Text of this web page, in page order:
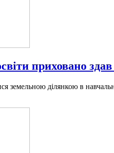
приховано здав
земельною ділянкою в